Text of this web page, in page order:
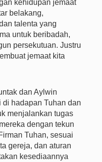
kehidupan jemaat
belakang,
talenta yang
untuk beribadah,
persekutuan. Justru
jemaat kita
dan Aylwin
hadapan Tuhan dan
menjalankan tugas
dengan tekun
Tuhan, sesuai
gereja, dan aturan
kesediaannya